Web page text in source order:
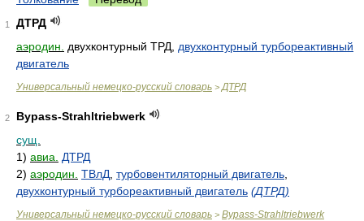
1
ДТРД
аэродин.
двухконтурный ТРД, двухконтурный турбореактивный
двигатель
Универсальный немецко-русский словарь > ДТРД
2
Bypass-Strahltriebwerk
сущ.
1) авиа.
ДТРД
2) аэродин. ТВлД турбовентиляторный двигатель
двухконтурный турбореактивный двигатель (ДТРД)
Универсальный немецко-русский словарь > Bypass-Strahltriebwerk